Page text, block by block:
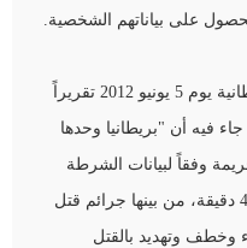
على بياناتهم الشخصية.
وقد نشرت صحيفة "التليجراف" البريطانية يوم 5 يونيو 2012 تقريراً
فيه أن "بريطانيا وحدها
في عام 2011 حدوث 12,300 جريمة وفقاً لبيانات الشرطة
البريطانية، بمعدل جريمة واحدة كل 40 دقيقة، من بينها جرائم قتل
وخطف وتهديد بالقتل